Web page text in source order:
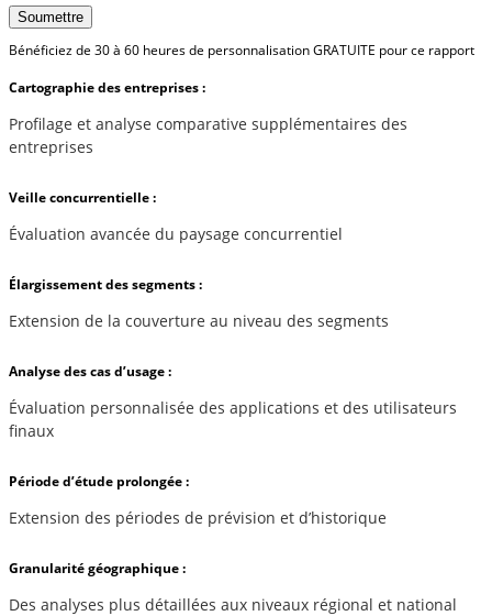
Soumettre
Bénéficiez de 30 à 60 heures de personnalisation GRATUITE pour ce rapport
Cartographie des entreprises :
Profilage et analyse comparative supplémentaires des
entreprises
Veille concurrentielle :
Évaluation avancée du paysage concurrentiel
Élargissement des segments :
Extension de la couverture au niveau des segments
Analyse des cas d’usage :
Évaluation personnalisée des applications et des utilisateurs
finaux
Période d’étude prolongée :
Extension des périodes de prévision et d’historique
Granularité géographique :
Des analyses plus détaillées aux niveaux régional et national